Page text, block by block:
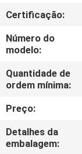
EXCURSÃO
DA
FÁBRICA
CONTROLE
DA
QUALIDADE
Certificação:
Número do
modelo:
Quantidade de
ordem mínima:
Preço:
Detalhes da
embalagem: